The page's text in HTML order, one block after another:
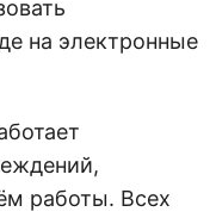
на электронные
работы. Всех